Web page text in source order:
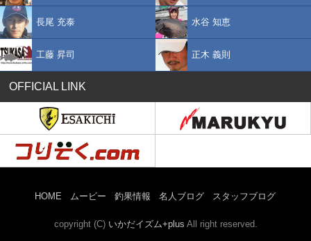
長尾 充泰 水谷 知恵
工藤 昇司 正木 義則
OFFICIAL LINK
HOME ムービー 釣果情報 名人ブログ スタッフブログ
copyright (C) いかだイズム+plus All right reserved.